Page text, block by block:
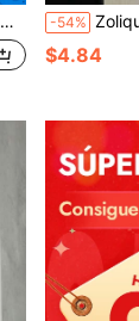
-54% Zolique Camiseta
$4.84